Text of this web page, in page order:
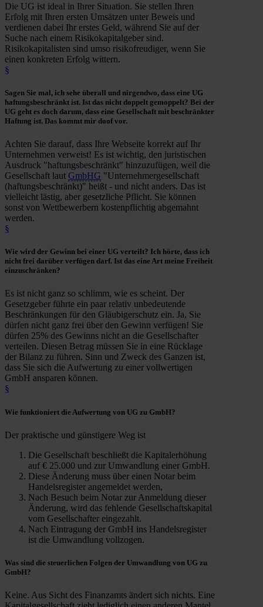
Die UG ist ideal in Ihrer Situation. Sie stellen Ihren
Erfolg mit Ihren ersten Umsätzen unter Beweis und
verdienen dabei Ihr erstes Geld, während Sie auf der
Suche nach einem Risikokapitalgeber sind.
Risikokapitalisten sind umso risikofreudiger, wenn Sie
einen konkreten Erfolg wittern.
§
Sagen Sie mal, ich sehe überall und nirgendwo, dass eine UG
haftungsbeschränkt ist. Ist das nicht doppelt gemoppelt? Bei der
UG geht es doch darum, dass eine Gesellschaft mit beschränkter
Haftung ist. Das kommt mir doof vor.
Achten Sie darauf, dass Ihre Webseite korrekt auf Ihr
Unternehmen verweist! Es ist wichtig, den juristischen
Ausdruck "haftungsbeschränkt" hinzuzufügen, weil die
Gesellschaft laut GmbHG "Unternehmergesellschaft
(haftungsbeschränkt)" heißt - und nicht anders. Das ist
vielleicht lästig, aber gesetzliche Pflicht. Sie können
sonst von Wettbewerbern kostenpflichtig abgemahnt
werden.
§
Wie wird der Gewinn bei einer UG verteilt? Ich hörte, dass ich
nicht frei darüber verfügen darf. Ist das eine Art meine Freiheit
einzuschränken?
Es ist nicht ganz so schlimm, wie es scheint. Der
Gesetzgeber führte ein paar relativ unbedeutende
Beschränkungen für den Gläubigerschutz ein. Ja, Sie
dürfen nicht ganz frei über den Gewinn verfügen! Sie
dürfen 25% des Gewinns nicht an die Gesellschafter
verteilen. Diesen Betrag müssen Sie in eine Rücklage
der Bilanz zu führen. Sinn und Zweck des Ganzen ist,
dass Sie sich die Aufwertung zu einer vollwertigen
GmbH ansparen können.
§
Wie funktioniert die Aufwertung von UG zu GmbH?
Der praktische und günstigere Weg ist
Die Gesellschaft beschließt die Kapitalerhöhung
auf € 25.000 und zur Umwandlung einer GmbH.
Diese Änderung muss über einen Notar beim
Handelsregister angemeldet werden,
Nach Besuch beim Notar zur Anmeldung dieser
Änderung, wird das fehlende Gesellschaftskapital
vom Gesellschafter eingezahlt.
Nach Eintragung der GmbH ins Handelsregister
ist die Umwandlung vollzogen.
Was sind die steuerlichen Folgen der Umwandlung von UG zu
GmbH?
Keine. Aus Sicht des Finanzamts ändert sich nichts. Eine